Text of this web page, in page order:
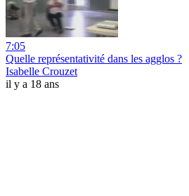
7:05
Quelle représentativité dans les agglos ?
Isabelle Crouzet
il y a 18 ans